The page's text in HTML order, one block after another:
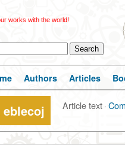
works with the world!
Authors Articles
Article text·